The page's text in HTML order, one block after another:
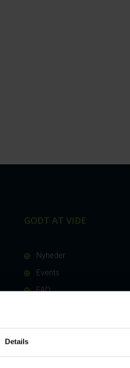
Details
GODT AT VIDE
Nyheder
Events
FAQ